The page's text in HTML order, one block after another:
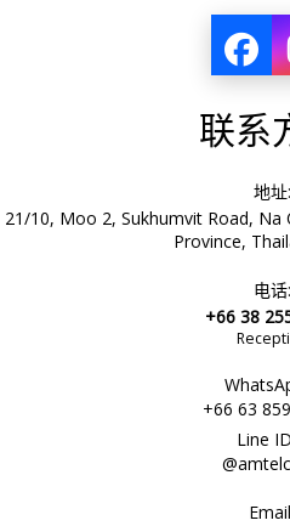
联系
地址:
21/10, Moo 2, Sukhumvit Road,
Province,
电话:
+66 38
+66 63
Line